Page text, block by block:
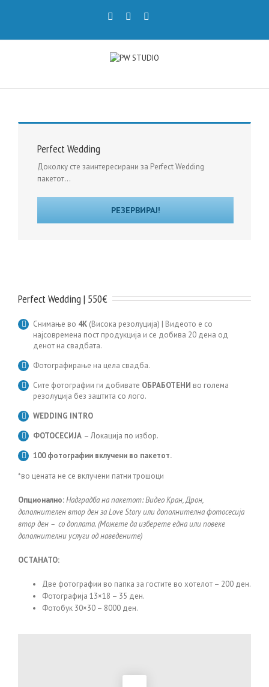
Perfect Wedding
Доколку сте заинтересирани за Perfect Wedding
пакетот...
РЕЗЕРВИРАЈ!
Perfect Wedding | 550€
Снимање во 4K (Висока резолуција) | Видеото е со
најсовремена пост продукција и се добива 20 дена од
денот на свадбaта.
Фотографирање на цела свадба.
Сите фотографии ги добивате ОБРАБОТЕНИ во голема
резолуција без заштита со лого.
WEDDING INTRO
ФОТОСЕСИЈА – Локација по избор.
100 фотографии вклучени во пакетот.
*во цената не се вклучени патни трошоци
Опционално:Надградба на пакетот: Видео Кран, Дрон,
дополнителен втор ден за Lоve Story или дополнителна фотосесија
втор ден – со доплата. (Можете да изберете една или повеке
дополнителни услуги од наведените)
ОСТАНАТО:
Две фотографии во папка за гостите во хотелот – 200 ден.
Фотографија 13×18 – 35 ден.
Фотобук 30×30 – 8000 ден.